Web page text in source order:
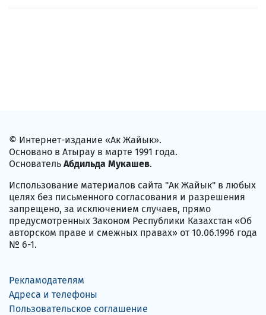
© Интернет-издание «Ак Жайык».
Основано в Атырау в марте 1991 года.
Основатель Абдильда Мукашев.
Использование материалов сайта "Ак Жайык" в любых
целях без письменного согласования и разрешения
запрещено, за исключением случаев, прямо
предусмотренных Законом Республики Казахстан «Об
авторском праве и смежных правах» от 10.06.1996 года
№ 6-1.
Рекламодателям
Адреса и телефоны
Пользовательское соглашение